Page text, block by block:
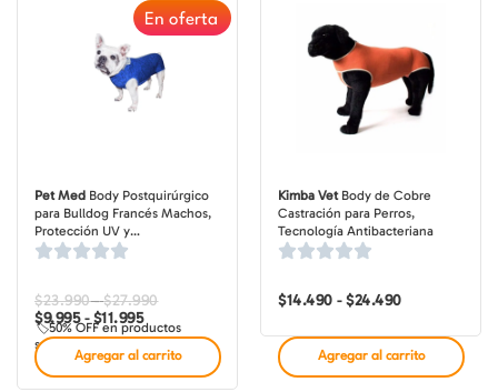
Pet Med Body Postquirúrgico
para Bulldog Francés Machos,
Protección UV y
Antimicrobiana
En oferta
$23.990 - $27.990Rango
precios:
desde
$23.990
hasta
$9.995 - $11.995
Rango
de
precios:
desde
$9.995
hasta
🏷️50% OFF en productos
seleccionados
Agregar al carrito
Kimba VetBody de Cobre
Castración para Perros,
Tecnología Antibacteriana
$14.490 - $24.490Rango
precios:
desde
$14.490
hasta
Agregar al carrito